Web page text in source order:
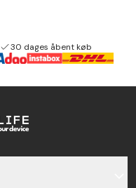
30 dages åbent køb